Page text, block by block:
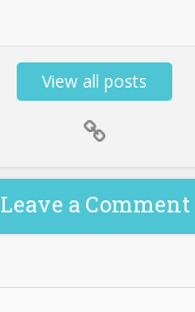
View all posts
Leave a Comment